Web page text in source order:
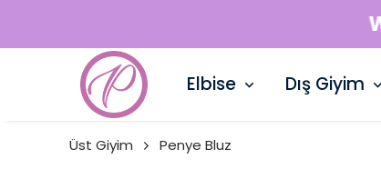
Elbise Dış Giyim
Üst Giyim Penye Bluz